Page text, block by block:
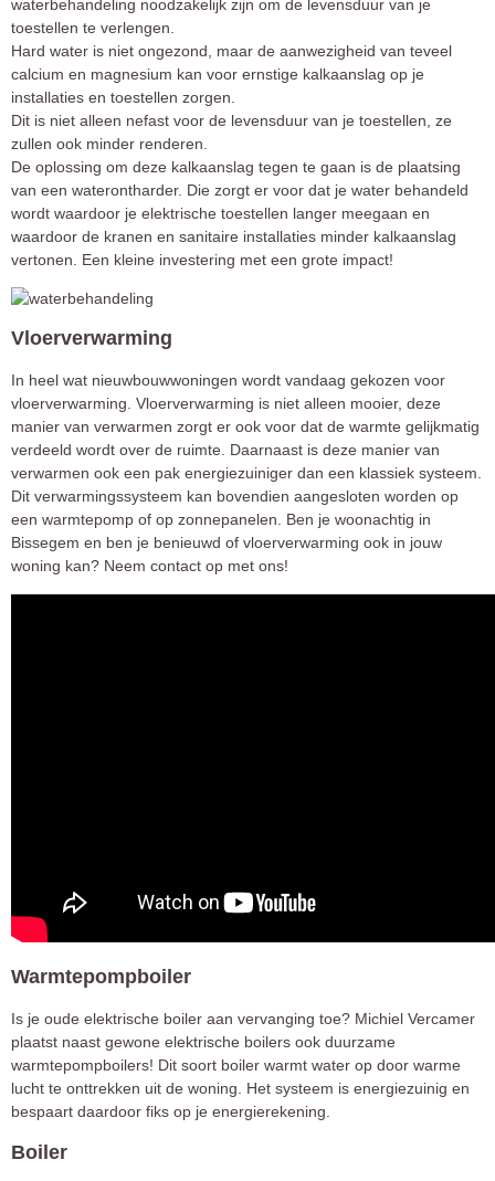
waterbehandeling noodzakelijk zijn om de levensduur van je
toestellen te verlengen.
Hard water is niet ongezond, maar de aanwezigheid van teveel
calcium en magnesium kan voor ernstige kalkaanslag op je
installaties en toestellen zorgen.
Dit is niet alleen nefast voor de levensduur van je toestellen, ze
zullen ook minder renderen.
De oplossing om deze kalkaanslag tegen te gaan is de plaatsing
van een waterontharder. Die zorgt er voor dat je water behandeld
wordt waardoor je elektrische toestellen langer meegaan en
waardoor de kranen en sanitaire installaties minder kalkaanslag
vertonen. Een kleine investering met een grote impact!
Vloerverwarming
In heel wat nieuwbouwwoningen wordt vandaag gekozen voor
vloerverwarming. Vloerverwarming is niet alleen mooier, deze
manier van verwarmen zorgt er ook voor dat de warmte gelijkmatig
verdeeld wordt over de ruimte. Daarnaast is deze manier van
verwarmen ook een pak energiezuiniger dan een klassiek systeem.
Dit verwarmingssysteem kan bovendien aangesloten worden op
een warmtepomp of op zonnepanelen. Ben je woonachtig in
Bissegem en ben je benieuwd of vloerverwarming ook in jouw
woning kan? Neem contact op met ons!
Warmtepompboiler
Is je oude elektrische boiler aan vervanging toe? Michiel Vercamer
plaatst naast gewone elektrische boilers ook duurzame
warmtepompboilers! Dit soort boiler warmt water op door warme
lucht te onttrekken uit de woning. Het systeem is energiezuinig en
bespaart daardoor fiks op je energierekening.
Boiler